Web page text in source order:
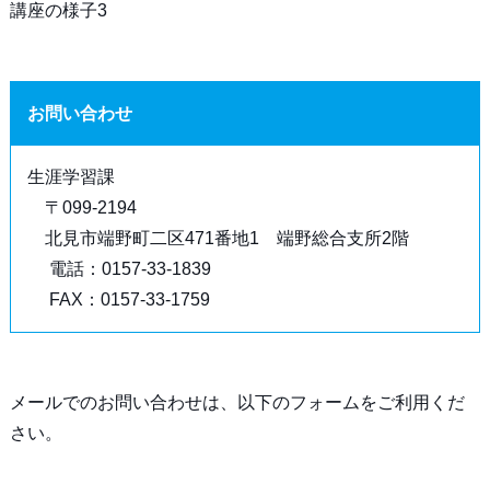
講座の様子3
お問い合わせ
生涯学習課
〒099-2194
北見市端野町二区471番地1 端野総合支所2階
電話：0157-33-1839
FAX：0157-33-1759
メールでのお問い合わせは、以下のフォームをご利用くだ
さい。